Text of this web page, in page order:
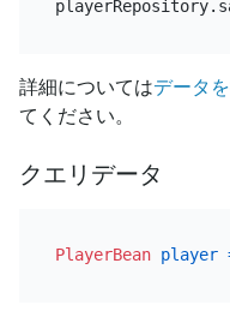
詳細についてはデータ
てください。
クエリデータ
PlayerBean player